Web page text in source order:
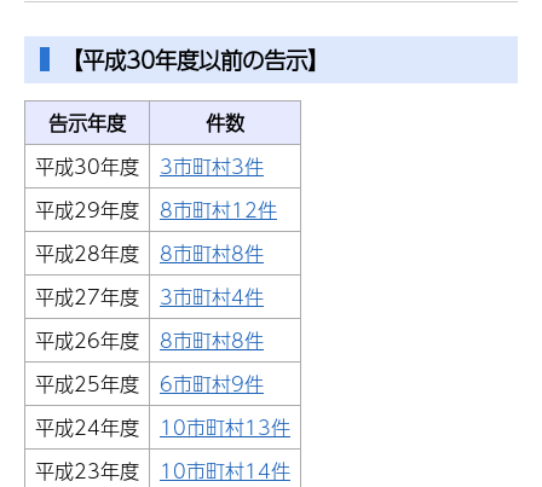
【平成30年度以前の告示】
告示年度
件数
平成30年度
3市町村3件
平成29年度
8市町村12件
平成28年度
8市町村8件
平成27年度
3市町村4件
平成26年度
8市町村8件
平成25年度
6市町村9件
平成24年度
10市町村13件
平成23年度
10市町村14件